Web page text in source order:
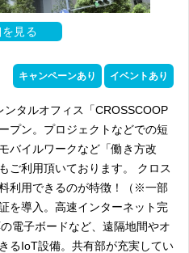
見る
キャンペーンあり イベントあり
タルオフィス「CROSSCOOP
プン。プロジェクトなどでの短
バイルワークなど「働き方改
ご利用頂いております。 クロス
利用できるのが特徴！（※一部
を導入。高速インターネット完
電子ボードなど、遠隔地間やオ
るIoT設備。共有部が充実してい